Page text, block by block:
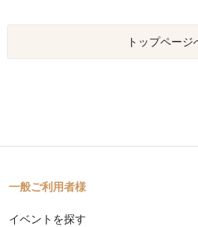
トップページ
一般ご利用者様
イベントを探す